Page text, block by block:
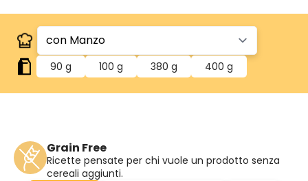
90 g 100 g 380 g 400 g
Grain Free
Ricette pensate per chi vuole un prodotto senza
cereali aggiunti.